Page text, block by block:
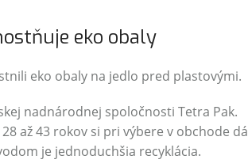
eko obaly
eko obaly na jedlo pred plastovými.
nadnárodnej spoločnosti Tetra Pak.
až 43 rokov si pri výbere v obchode dá
je jednoduchšia recyklácia.